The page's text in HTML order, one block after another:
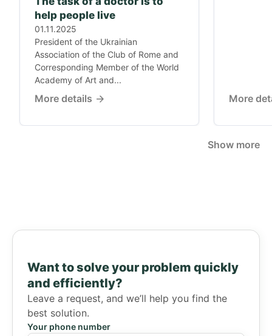
help people live
01.11.2025
President of the Ukrainian
Association of the Club of Rome and
Corresponding Member of the World
Academy of Art and...
More details More
Show more
Want to solve your problem quickly
and efficiently?
Leave a request, and we’ll help you find the
best solution.
Your phone number